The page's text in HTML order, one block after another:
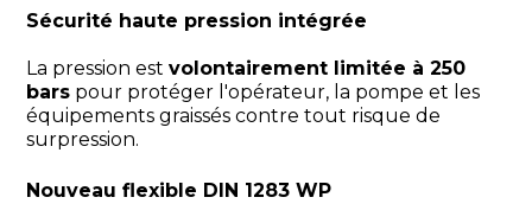
Sécurité haute pression intégrée
La pression estvolontairement limitée à 250
bars pour protéger l'opérateur, la pompe et les
équipements graissés contre tout risque de
surpression.
Nouveau flexible DIN 1283 WP